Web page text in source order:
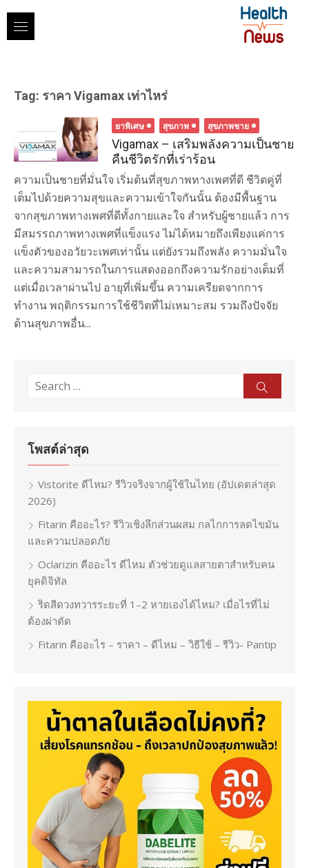
content
Tag: ราคา Vigamax เท่าไหร่
ยาพิเศษ สุขภาพ สุขภาพชาย
Vigamax – เสริมพลังความเป็นชาย
คืนชีวิตรักที่เร่าร้อน
ความเป็นชายที่มั่นใจ เริ่มต้นที่สุขภาพทางเพศที่ดี ชีวิตคู่ที่
เต็มไปด้วยความสุขและความเข้าใจกันนั้น ต้องมีพื้นฐาน
จากสุขภาพทางเพศที่ดีทั้งกายและใจ สำหรับผู้ชายแล้ว การ
มีสมรรถภาพทางเพศที่แข็งแรง ไม่ได้หมายถึงเพียงแค่การ
แข็งตัวของอวัยวะเพศเท่านั้น แต่ยังรวมถึงพลัง ความมั่นใจ
และความสามารถในการแสดงออกถึงความรักอย่างเต็มที่
แต่เมื่อเวลาผ่านไป อายุที่เพิ่มขึ้น ความเครียดจากการ
ทำงาน พฤติกรรมการใช้ชีวิตที่ไม่เหมาะสม รวมถึงปัจจัย
ด้านสุขภาพอื่น...
Search
โพสต์ล่าสุด
Vistorite ดีไหม? รีวิวจริงจากผู้ใช้ในไทย (อัปเดตล่าสุด
2026)
Fitarin คืออะไร? รีวิวเชิงลึกส่วนผสม กลไกการลดไขมัน
และความปลอดภัย
Oclarizin คืออะไร ดีไหม ตัวช่วยดูแลสายตาสำหรับคน
ยุคดิจิทัล
ริดสีดวงทวารระยะที่ 1–2 หายเองได้ไหม? เมื่อไรที่ไม่
ต้องผ่าตัด
Fitarin คืออะไร – ราคา – ดีไหม – วิธีใช้ – รีวิว- Pantip